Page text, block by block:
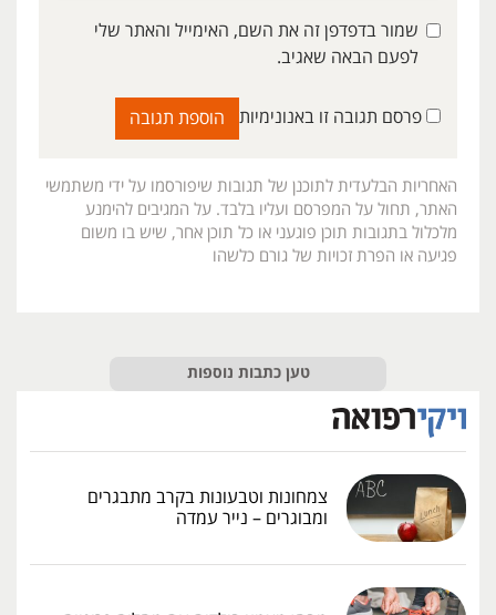
שמור בדפדפן זה את השם, האימייל והאתר שלי
לפעם הבאה שאגיב.
פרסם תגובה זו באנונימיות
האחריות הבלעדית לתוכנן של תגובות שיפורסמו על ידי משתמשי
האתר, תחול על המפרסם ועליו בלבד. על המגיבים להימנע
מלכלול בתגובות תוכן פוגעני או כל תוכן אחר, שיש בו משום
פגיעה או הפרת זכויות של גורם כלשהו
טען כתבות נוספות
צמחונות וטבעונות בקרב מתבגרים
ומבוגרים – נייר עמדה